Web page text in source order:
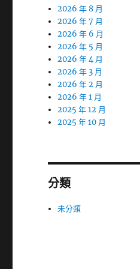
2026 年 8 月
2026 年 7 月
2026 年 6 月
2026 年 5 月
2026 年 4 月
2026 年 3 月
2026 年 2 月
2026 年 1 月
2025 年 12 月
2025 年 10 月
分類
未分類